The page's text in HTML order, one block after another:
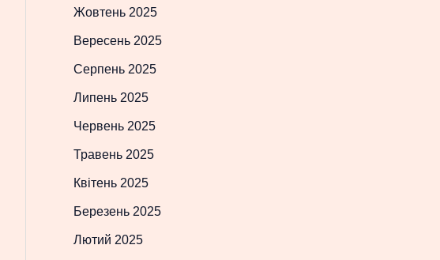
Жовтень 2025
Вересень 2025
Серпень 2025
Липень 2025
Червень 2025
Травень 2025
Квітень 2025
Березень 2025
Лютий 2025